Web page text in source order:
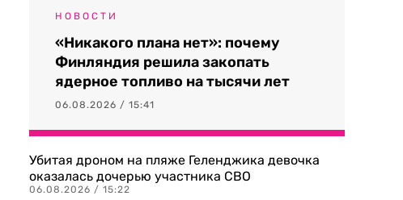
НОВОСТИ
«Никакого плана нет»: почему
Финляндия решила закопать
ядерное топливо на тысячи лет
06.08.2026 / 15:41
Убитая дроном на пляже Геленджика девочка
оказалась дочерью участника СВО
06.08.2026 / 15:22